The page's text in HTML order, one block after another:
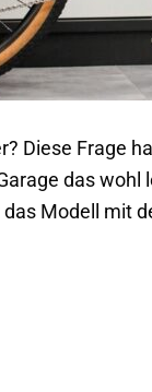
Diese Frage
das
Modell mit